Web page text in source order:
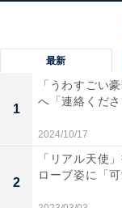
最新
1
「うわすごい
へ「連絡くだ
2024/10/17
2
「リアル天使
ローブ姿に「